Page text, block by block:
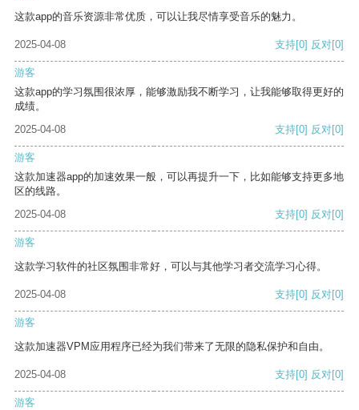
这款app的音乐资源非常优质，可以让我尽情享受音乐的魅力。
2025-04-08 支持[0] 反对[0]
游客
这款app的学习氛围很浓厚，能够激励我不断学习，让我能够取得更好的
成绩。
2025-04-08
支持[0] 反对[0]
游客
这款加速器app的加速效果一般，可以再提升一下，比如能够支持更多地
区的线路。
2025-04-08
支持[0] 反对[0]
游客
这款学习软件的社区氛围非常好，可以与其他学习者交流学习心得。
2025-04-08 支持[0] 反对[0]
游客
这款加速器VPM应用程序已经为我们带来了无限的隐私保护和自由。
2025-04-08 支持[0] 反对[0]
游客